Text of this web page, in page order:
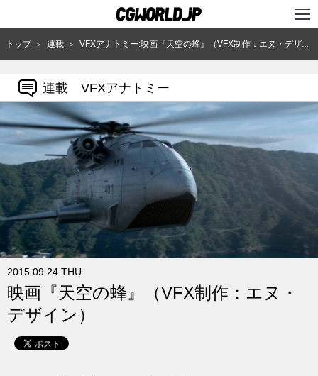
TOP
ニュース
特集
連載
用語辞典
スタジオ
講座
SHOP
クリエイターズID
求人
トップ ＞ 連載 ＞ VFXアナトミー:映画『天空の蜂』（VFX制作：エヌ・デザイン）
連載 VFXアナトミー
2015.09.24 THU
映画『天空の蜂』（VFX制作：エヌ・
デザイン）